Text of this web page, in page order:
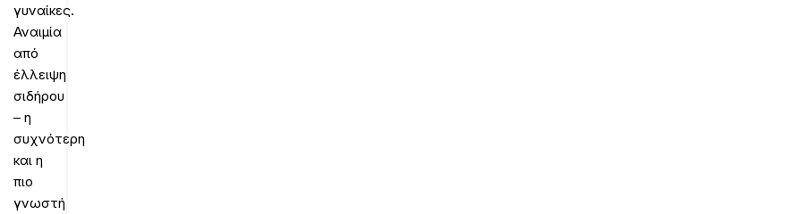
γυναίκες.
Αναιμία
από
έλλειψη
σιδήρου
– η
συχνότερη
και η
πιο
γνωστή